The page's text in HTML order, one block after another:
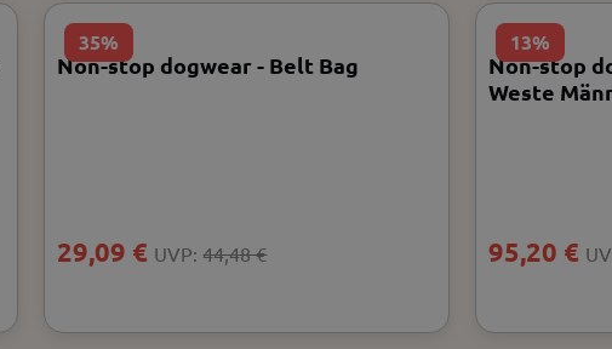
35%
Non-stop dogwear - Belt Bag
UVP:44,48 €
29,09 €
13%
Non-stop
Weste
95,20 €